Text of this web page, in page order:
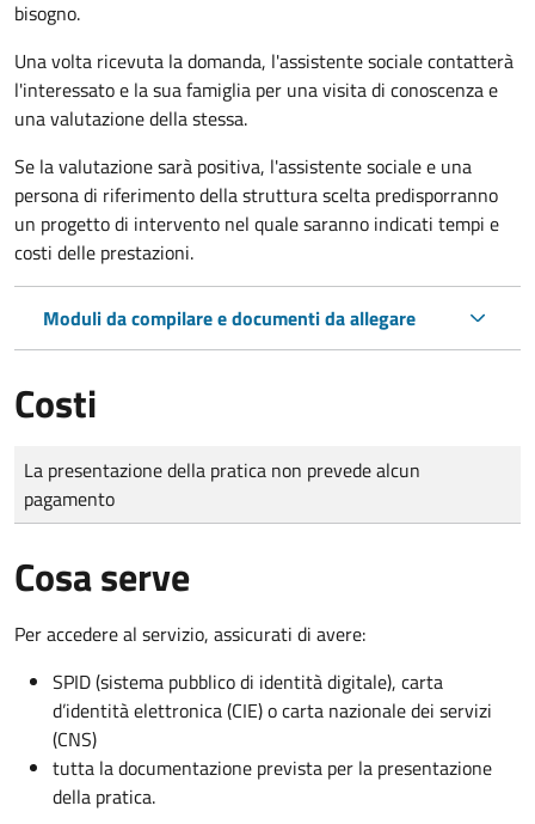
bisogno.
Una volta ricevuta la domanda, l'assistente sociale contatterà
l'interessato e la sua famiglia per una visita di conoscenza e
una valutazione della stessa.
Se la valutazione sarà positiva, l'assistente sociale e una
persona di riferimento della struttura scelta predisporranno
un progetto di intervento nel quale saranno indicati tempi e
costi delle prestazioni.
Moduli da compilare e documenti da allegare
Costi
Tipo di pagamento
Importo
La presentazione della pratica non prevede alcun
pagamento
Cosa serve
Per accedere al servizio, assicurati di avere:
SPID (sistema pubblico di identità digitale), carta
d’identità elettronica (CIE) o carta nazionale dei servizi
(CNS)
tutta la documentazione prevista per la presentazione
della pratica.